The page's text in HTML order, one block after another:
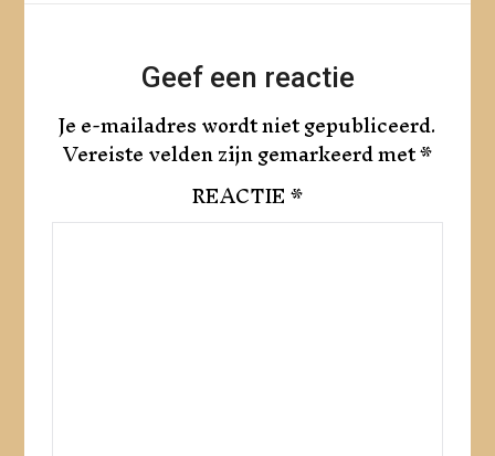
Geef een reactie
Je e-mailadres wordt niet gepubliceerd.
Vereiste velden zijn gemarkeerd met*
REACTIE*